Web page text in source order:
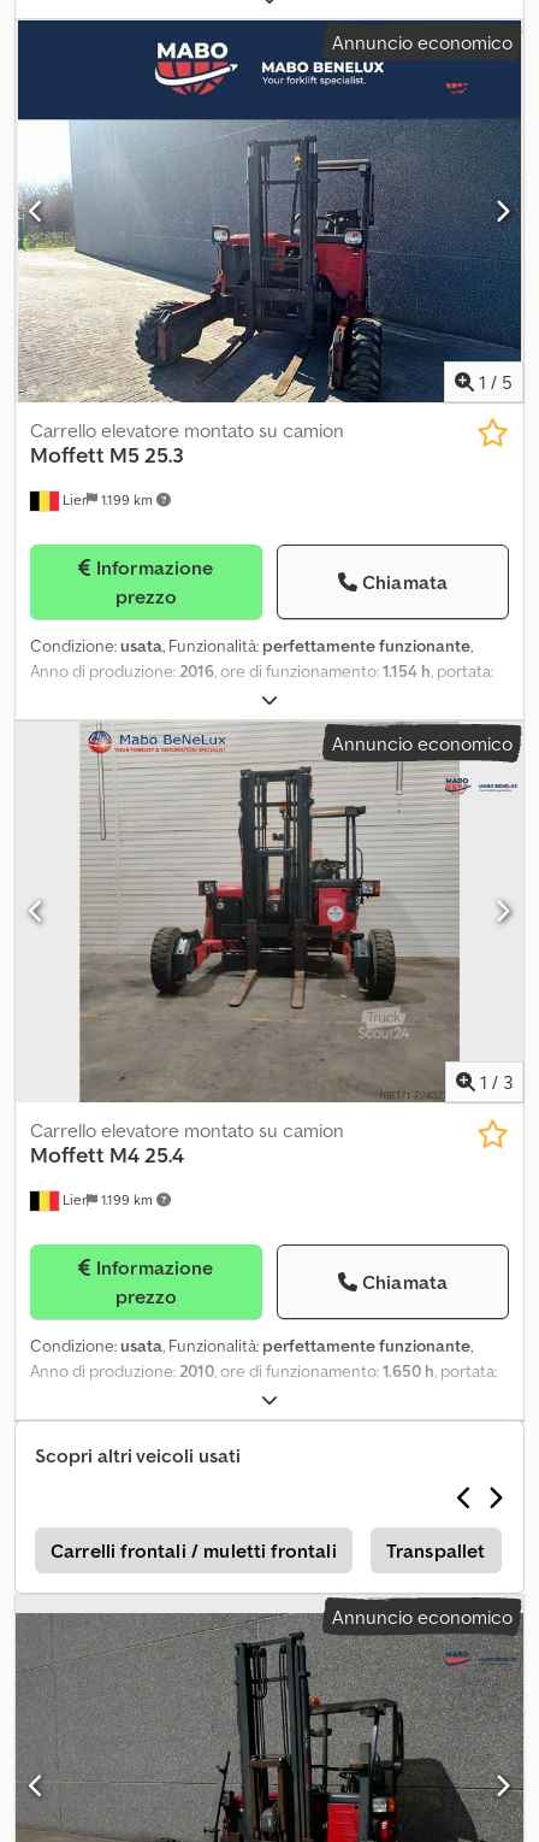
duplex, Il MOFFET M4 25.3 è dotato di posizionatore forche. L’anno
di costruzione di questa macchina è il 2015, con un’altezza di
sollevamento di 3620 mm. Crodpfsw Ty Elox Akwsf
Annuncio economico
1 / 5
Lier 1.199 km
Carrello elevatore montato su camion
Moffett M5 25.3
prezzo
Chiamata
Condizione:usata, Funzionalità: perfettamente funzionante,
Anno di produzione:2016, ore di funzionamento:1.154 h, portata:
, altezza di sollevamento:3.000 mm
diesel, tipo di montante:duplex, colore:rosso, Il MOFFETT M5 25.3
è un carrello elevatore portatile del 2016, con circa 1.154 ore di
funzionamento. Crsdjzpxcgepfx Akwjf
Annuncio economico
1 / 3
Lier 1.199 km
Carrello elevatore montato su camion
Moffett M4 25.4
prezzo
Chiamata
Condizione:usata, Funzionalità: perfettamente funzionante,
Anno di produzione:2010, ore di funzionamento:1.650 h, portata:
, altezza di sollevamento:3.000 mm
diesel, tipo di montante:duplex, colore:rosso, Il MOFFETT M4 25.4
è un carrello elevatore compatto del 2010 con circa 1.650 ore di
funzionamento. Cjdpezpw T Refx Akwsrf
Scopri altri veicoli usati
Carrelli frontali / muletti frontali Transpallet
Annuncio economico